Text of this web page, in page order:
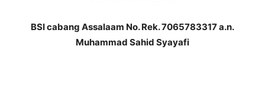
BSIcabang Assalaam No. Rek. 7065783317a.n.
Muhammad Sahid Syayafi